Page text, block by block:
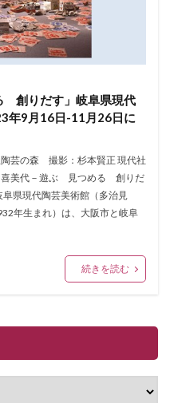
創りだす」岐阜県現代
年9月16日-11月26日に
陶芸の森 撮影：杉本賢正 現代社
美代－遊ぶ 見つめる 創りだ
県現代陶芸美術館（多治見
年生まれ）は、大阪市と岐阜
続きを読む